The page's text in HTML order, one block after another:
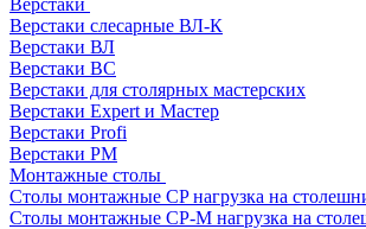
Верстаки
Верстаки слесарные ВЛ-К
Верстаки ВЛ
Верстаки ВС
Верстаки для столярных мастерских
Верстаки Expert и Мастер
Верстаки Profi
Верстаки РМ
Монтажные столы
Столы монтажные СP нагрузка на
Столы монтажные СР-М нагрузка на